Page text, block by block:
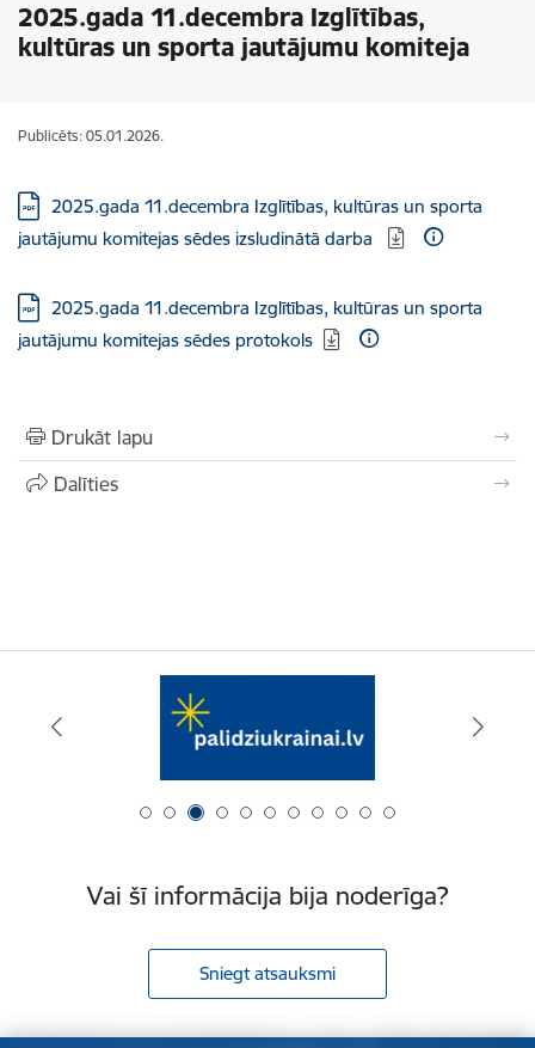
2025.gada 11.decembra Izglītības,
kultūras un sporta jautājumu komiteja
Publicēts: 05.01.2026.
Lejupielādēt:
2025.gada 11.decembra Izglītības, kultūras un sporta
jautājumu komitejas sēdes izsludinātā darba
Lejupielādēt:
2025.gada 11.decembra Izglītības, kultūras un sporta
jautājumu komitejas sēdes protokols
Drukāt lapu
Dalīties
Vai šī informācija bija noderīga?
Sniegt atsauksmi